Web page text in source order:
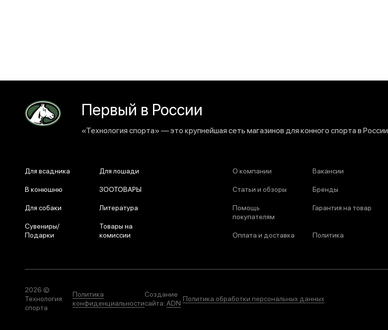
Первый в России
«Технология спорта» — это крупнейшая сеть магазинов для конного спорта в России
Для всадника Для лошади
В конюшню ЗООТОВАРЫ
Для собаки Литература
Сувениры/
Подарки
Товары на
комиссии
О компании Вакансии
Статьи и обзоры Бренды
Помощь
покупателям
Гарантия на товар
Оплата и доставка Политика
2026 ©
Технология
спорта
Политика
конфиденциальности
Создание
сайта: ADN Политика обработки персональных данных